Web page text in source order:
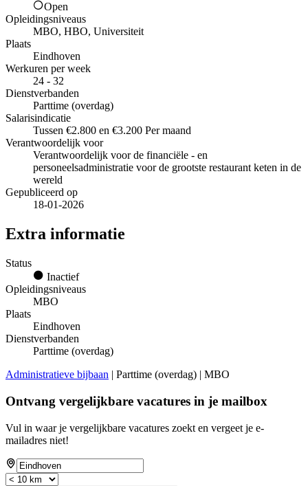
Open
Opleidingsniveaus
MBO, HBO, Universiteit
Plaats
Eindhoven
Werkuren per week
24 - 32
Dienstverbanden
Parttime (overdag)
Salarisindicatie
Tussen €2.800 en €3.200 Per maand
Verantwoordelijk voor
Verantwoordelijk voor de financiële - en
personeelsadministratie voor de grootste restaurant keten in de
wereld
Gepubliceerd op
18-01-2026
Extra informatie
Status
Inactief
Opleidingsniveaus
MBO
Plaats
Eindhoven
Dienstverbanden
Parttime (overdag)
Administratieve bijbaan | Parttime (overdag) | MBO
Ontvang vergelijkbare vacatures in je mailbox
Vul in waar je vergelijkbare vacatures zoekt en vergeet je e-
mailadres niet!